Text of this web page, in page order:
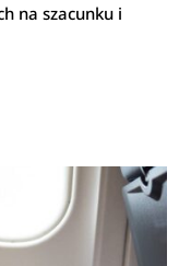
na szacunku i